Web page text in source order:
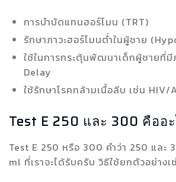
การบำบัดแทนฮอร์โมน (TRT)
รักษาภาวะฮอร์โมนต่ำในผู้ชาย
ใช้ในการกระตุ้นพัฒนาเด็กผู้ชายที่มี
Delay
ใช้รักษาโรคกล้ามเนื้อลีบ เช่น HIV/
Test E 250 และ 300 คืออ
Test E 250 หรือ 300 คำว่า 250 และ
ml ที่เราจะได้รับครับ วิธีใช้ยกตัวอย่างเ